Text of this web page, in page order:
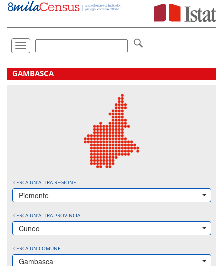
Vai
direttamente
Toggle
navigation
.
GAMBASCA
CERCA UN'ALTRA REGIONE
Piemonte
CERCA UN'ALTRA PROVINCIA
Cuneo
CERCA UN COMUNE
Gambasca